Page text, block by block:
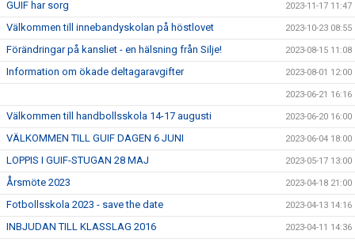
GUIF har sorg 2023-11-17 11:47
Välkommen till innebandyskolan på höstlovet 2023-10-23 08:55
Förändringar på kansliet - en hälsning från Silje! 2023-08-15 11:08
Information om ökade deltagaravgifter 2023-08-01 12:00
2023-06-21 16:16
Välkommen till handbollsskola 14-17 augusti 2023-06-20 16:00
VÄLKOMMEN TILL GUIF DAGEN 6 JUNI 2023-06-04 18:00
LOPPIS I GUIF-STUGAN 28 MAJ 2023-05-17 13:00
Årsmöte 2023 2023-04-18 21:00
Fotbollsskola 2023 - save the date 2023-04-13 14:16
INBJUDAN TILL KLASSLAG 2016 2023-04-11 14:36